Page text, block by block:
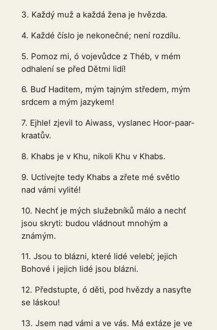
3. Každý muž a každá žena je hvězda.
4. Každé číslo je nekonečné; není rozdílu.
5. Pomoz mi, ó vojevůdce z Théb, v mém
odhalení se před Dětmi lidí!
6. Buď Haditem, mým tajným středem, mým
srdcem a mým jazykem!
7. Ejhle! zjevil to Aiwass, vyslanec Hoor-paar-
kraatův.
8. Khabs je v Khu, nikoli Khu v Khabs.
9. Uctívejte tedy Khabs a zřete mé světlo
nad vámi vylité!
10. Nechť je mých služebníků málo a nechť
jsou skryti: budou vládnout mnohým a
známým.
11. Jsou to blázni, které lidé velebí; jejich
Bohové i jejich lidé jsou blázni.
12. Předstupte, ó děti, pod hvězdy a nasyťte
se láskou!
13. Jsem nad vámi a ve vás. Má extáze je ve